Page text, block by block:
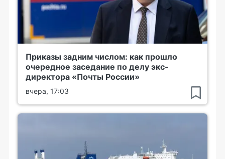
Приказы задним числом: как прошло
очередное заседание по делу экс-
директора «Почты России»
вчера, 17:03